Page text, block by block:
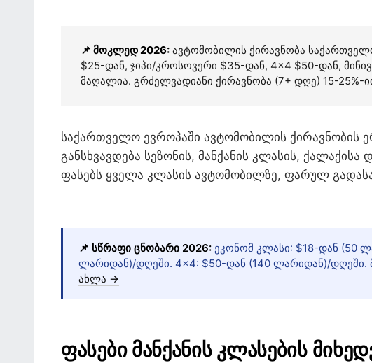
📌 მოკლედ 2026: ავტომობილის ქირავნობა
$25-დან, ჯიპი/კროსოვერი $35-დან, 4×4 $50-დან,
მაღალია. გრძელვადიანი ქირავნობა (7+ დღე) 15-25%-
საქართველო ევროპაში ავტომობილის ქირავნობის
განსხვავდება სეზონის, მანქანის კლასის,
ფასებს ყველა კლასის ავტომობილზე, ფარულ
📌 სწრაფი ცნობარი 2026: ეკონომ კლასი: $18-დან (50
ლარიდან)/დღეში. 4×4: $50-დან (140 ლარიდან)/დღეში.
ახლა →
ფასები მანქანის კლასების